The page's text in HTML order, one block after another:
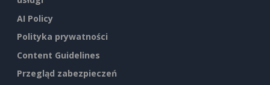
AI Policy
Polityka prywatności
Content Guidelines
Przegląd zabezpieczeń